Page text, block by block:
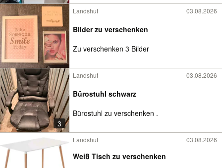
Landshut 03.08.2026
Bilder zu verschenken
Zu verschenken 3 Bilder
3
Landshut 03.08.2026
Bürostuhl schwarz
Bürostuhl zu verschenken .
Landshut 03.08.2026
Weiß Tisch zu verschenken